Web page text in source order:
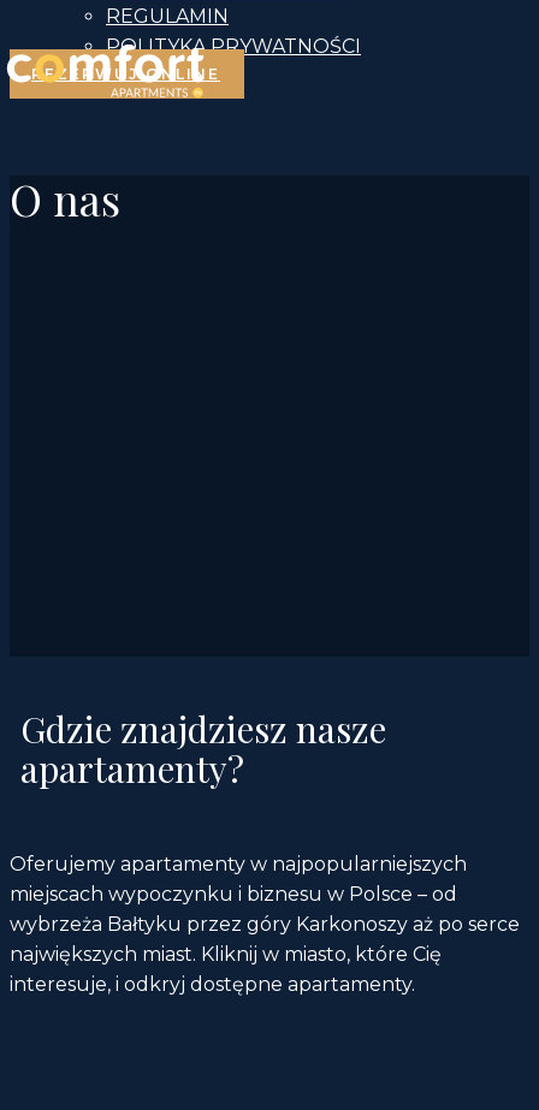
REGULAMIN
POLITYKA PRYWATNOŚCI
REZERWUJ ONLINE
O nas
Gdzie znajdziesz nasze
apartamenty?
Oferujemy apartamenty w najpopularniejszych
miejscach wypoczynku i biznesu w Polsce – od
wybrzeża Bałtyku przez góry Karkonoszy aż po serce
największych miast. Kliknij w miasto, które Cię
interesuje, i odkryj dostępne apartamenty.